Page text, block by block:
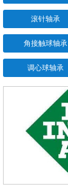
滚针轴承
角接触球轴承
调心球轴承